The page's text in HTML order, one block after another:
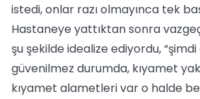
istedi, onlar razı olmayınca tek
Hastaneye yattıktan sonra
şu şekilde idealize ediyordu,
güvenilmez durumda, kıyamet
kıyamet alametleri var o halde